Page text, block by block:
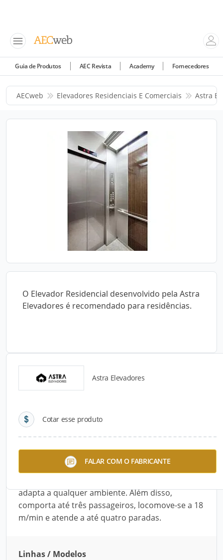
Guia de Produtos AEC Revista Academy Fornecedores
AECweb Elevadores Residenciais E Comerciais Astra
O Elevador Residencial desenvolvido pela Astra
Elevadores é recomendado para residências.
Astra Elevadores
Cotar esse produto
FALAR COM O FABRICANTE
Detalhes do produto
Descrição do Produto
O Elevador Residencial desenvolvido pela Astra
Elevadores é recomendado para residências. É
adapta a qualquer ambiente. Além disso,
comporta até três passageiros, locomove-se a 18
m/min e atende a até quatro paradas.
Linhas / Modelos